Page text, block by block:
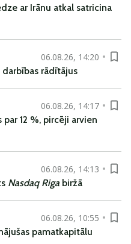
ar Irānu atkal satricina
06.08.26, 14:20
rādītājus
06.08.26, 14:17
12 %, pircēji arvien
06.08.26, 14:13
Nasdaq Riga biržā
06.08.26, 10:55
pamatkapitālu